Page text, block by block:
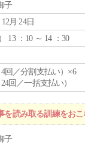
子
月 24日
） 13 ：10 ～ 14 ：30
4回／分割支払い）×6
回／一括支払い）
読み取る訓練をおこ
子